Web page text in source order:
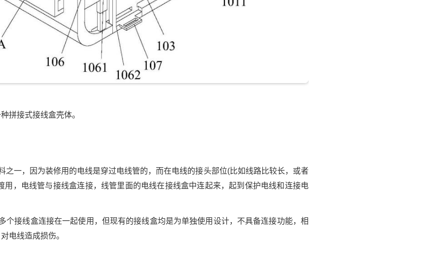
拼接式接线盒壳体。
之一，因为装修用的电线是穿过电线管的，而在电线的接头部位(比如线路比较长，或者
用，电线管与接线盒连接，线管里面的电线在接线盒中连起来，起到保护电线和连接电
个接线盒连接在一起使用，但现有的接线盒均是为单独使用设计，不具备连接功能，相
电线造成损伤。